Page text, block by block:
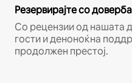
Резервирајте со доверба
Со рецензии од нашата
гости и деноноќна
продолжен престој.